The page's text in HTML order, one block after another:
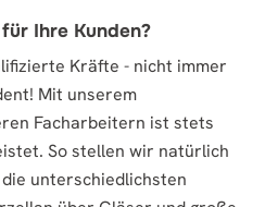
Ihre Kunden?
Kräfte - nicht immer
Mit unserem
Facharbeitern ist stets
So stellen wir natürlich
unterschiedlichsten